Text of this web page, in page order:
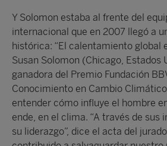
Y Solomon estaba al frente del
internacional que en 2007 llegó a
histórica: “El calentamiento global
Susan Solomon (Chicago, Estados
ganadora del Premio Fundación
Conocimiento en Cambio
entender cómo influye el hombre
ende, en el clima. “A través de sus
su liderazgo”, dice el acta del